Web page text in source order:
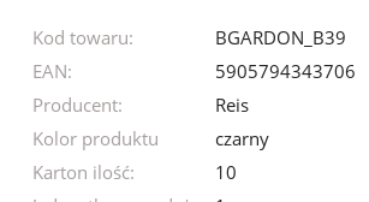
Kod towaru:
BGARDON_B39
EAN:
5905794343706
Producent:
Reis
Kolor produktu
czarny
Karton ilość:
10